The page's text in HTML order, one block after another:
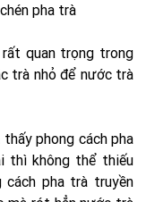
pha trà
quan trọng trong
trà nhỏ để nước trà
phong cách pha
thì không thể thiếu
cách pha trà truyền